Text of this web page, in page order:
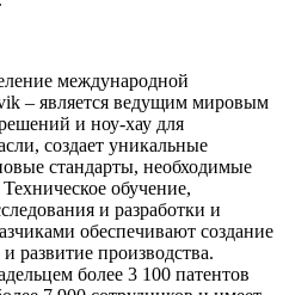
международной
‒ является ведущим мировым
и ноу-хау для
создает уникальные
стандарты, необходимые
обучение,
и разработки и
обеспечивают создание
развитие производства.
более 3 100 патентов